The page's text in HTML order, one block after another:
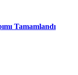
Tamamlandı